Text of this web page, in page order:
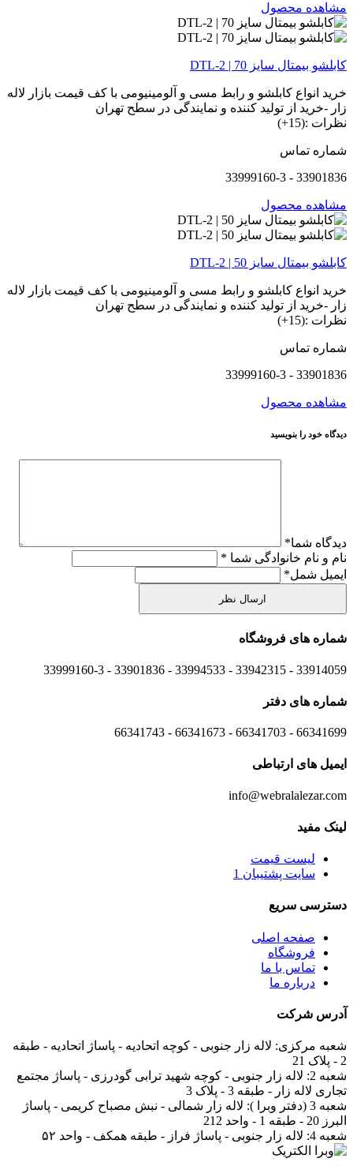
مشاهده محصول
کابلشو بیمتال سایز 70 | DTL-2
خرید انواع کابلشو و رابط مسی و آلومینیومی با کف قیمت بازار لاله
زار -خرید از تولید کننده و نمایندگی در سطح تهران
نظرات :(15+)
شماره تماس
33901836 - 33999160-3
مشاهده محصول
کابلشو بیمتال سایز 50 | DTL-2
خرید انواع کابلشو و رابط مسی و آلومینیومی با کف قیمت بازار لاله
زار -خرید از تولید کننده و نمایندگی در سطح تهران
نظرات :(15+)
شماره تماس
33901836 - 33999160-3
مشاهده محصول
دیدگاه خود را بنویسید
دیدگاه شما*
نام و نام خانوادگی شما *
ایمیل شمل*
شماره های فروشگاه
33914059 - 33942315 - 33994533 - 33901836 - 33999160-3 ​
شماره های دفتر
66341699 - 66341703 - 66341673 - 66341743
ایمیل های ارتباطی
info@webralalezar.com
لینک مفید
لیست قیمت
سایت پشتیبان 1
دسترسی سریع
صفحه اصلی
فروشگاه
تماس با ما
درباره ما
آدرس شرکت
شعبه مرکزی: لاله زار جنوبی - کوچه اتحادیه - پاساژ اتحادیه - طبقه
2 - پلاک 21
شعبه 2:
لاله زار جنوبی - کوچه شهید ترابی گودرزی - پاساژ مجتمع
تجاری لاله زار - طبقه 3 - پلاک 3
شعبه 3 (دفتر وبرا ):
لاله زار شمالی - نبش مصباح کریمی - پاساژ
البرز 20 - طبقه 1 - واحد 212
شعبه 4:
لاله زار جنوبی - پاساژ فراز - طبقه همکف - واحد ۵۲